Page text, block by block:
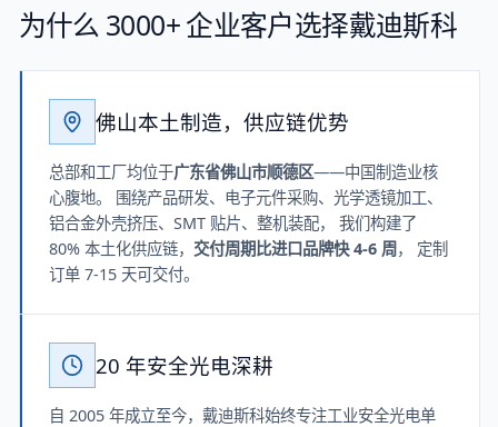
为什么 3000+ 企业客户选择戴迪斯科
佛山本土制造，供应链优势
总部和工厂均位于广东省佛山市顺德区——中国制造业核
心腹地。 围绕产品研发、电子元件采购、光学透镜加工、
铝合金外壳挤压、SMT 贴片、整机装配， 我们构建了
80% 本土化供应链， 交付周期比进口品牌快 4-6 周， 定制
订单 7-15 天可交付。
20 年安全光电深耕
自 2005 年成立至今，戴迪斯科始终专注工业安全光电单